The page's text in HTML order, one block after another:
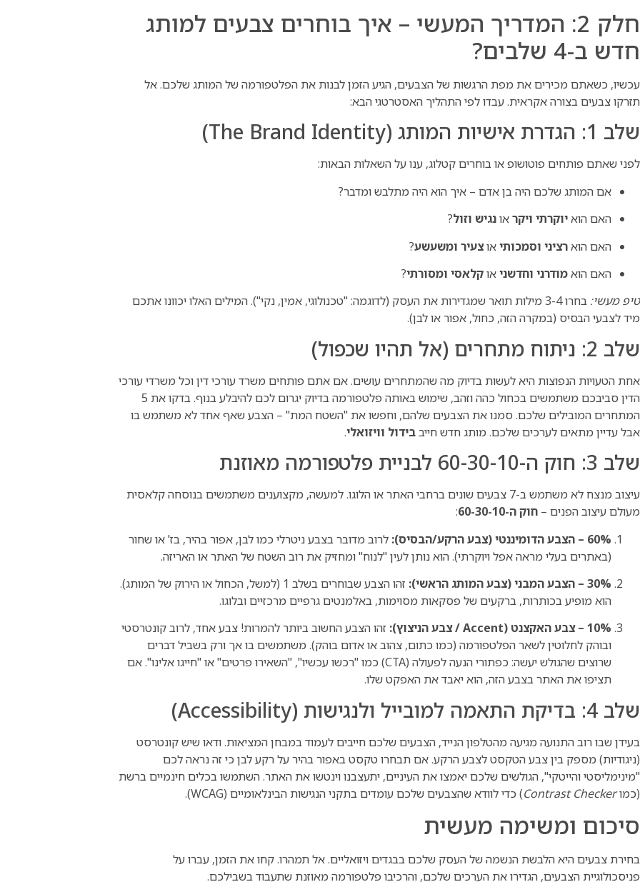
חלק 2: המדריך המעשי – איך בוחרים צבעים למותג
חדש ב-4 שלבים?
עכשיו, כשאתם מכירים את מפת הרגשות של הצבעים, הגיע הזמן לבנות את הפלטפורמה של המותג שלכם. אל
תזרקו צבעים בצורה אקראית. עבדו לפי התהליך האסטרטגי הבא:
שלב 1: הגדרת אישיות המותג (The Brand Identity)
לפני שאתם פותחים פוטושופ או בוחרים קטלוג, ענו על השאלות הבאות:
אם המותג שלכם היה בן אדם – איך הוא היה מתלבש ומדבר?
האם הואיוקרתי ויקראונגיש וזול?
האם הוארציני וסמכותיאוצעיר ומשעשע?
האם הואמודרני וחדשניאוקלאסי ומסורתי?
טיפ מעשי:
בחרו 3-4 מילות תואר שמגדירות את העסק (לדוגמה: "טכנולוגי, אמין, נקי"). המילים האלו יכוונו אתכם
מיד לצבעי הבסיס (במקרה הזה, כחול, אפור או לבן).
שלב 2: ניתוח מתחרים (אל תהיו שכפול)
אחת הטעויות הנפוצות היא לעשות בדיוק מה שהמתחרים עושים. אם אתם פותחים משרד עורכי דין וכל משרדי עורכי
הדין סביבכם משתמשים בכחול כהה וזהב, שימוש באותה פלטפורמה בדיוק יגרום לכם להיבלע בנוף. בדקו את 5
המתחרים המובילים שלכם. סמנו את הצבעים שלהם, וחפשו את "השטח המת" – הצבע שאף אחד לא משתמש בו
אבל עדיין מתאים לערכים שלכם. מותג חדש חייבבידול וויזואלי.
שלב 3: חוק ה-60-30-10 לבניית פלטפורמה מאוזנת
עיצוב מנצח לא משתמש ב-7 צבעים שונים ברחבי האתר או הלוגו. למעשה, מקצוענים משתמשים בנוסחה קלאסית
מעולם עיצוב הפנים – חוק ה-60-30-10
:
60% – הצבע הדומיננטי (צבע הרקע/הבסיס):
לרוב מדובר בצבע ניטרלי כמו לבן, אפור בהיר, בז' או שחור
(באתרים בעלי מראה אפל ויוקרתי). הוא נותן לעין "לנוח" ומחזיק את רוב השטח של האתר או האריזה.
30% – הצבע המבני (צבע המותג הראשי):
זהו הצבע שבוחרים בשלב 1 (למשל, הכחול או הירוק של המותג).
הוא מופיע בכותרות, ברקעים של פסקאות מסוימות, באלמנטים גרפיים מרכזיים ובלוגו.
10% – צבע האקצנט (Accent / צבע הניצוץ):
זהו הצבע החשוב ביותר להמרות! צבע אחד, לרוב קונטרסטי
ובוהק לחלוטין לשאר הפלטפורמה (כמו כתום, צהוב או אדום בוהק). משתמשים בו אך ורק בשביל דברים
שרוצים שהגולש יעשה: כפתורי הנעה לפעולה (CTA) כמו "רכשו עכשיו", "השאירו פרטים" או "חייגו אלינו". אם
תציפו את האתר בצבע הזה, הוא יאבד את האפקט שלו.
שלב 4: בדיקת התאמה למובייל ולנגישות (Accessibility)
בעידן שבו רוב התנועה מגיעה מהטלפון הנייד, הצבעים שלכם חייבים לעמוד במבחן המציאות. ודאו שיש קונטרסט
(ניגודיות) מספק בין צבע הטקסט לצבע הרקע. אם תבחרו טקסט באפור בהיר על רקע לבן כי זה נראה לכם
"מינימליסטי והייטקי", הגולשים שלכם יאמצו את העיניים, יתעצבנו וינטשו את האתר. השתמשו בכלים חינמיים ברשת
(כמוContrast Checker) כדי לוודא שהצבעים שלכם עומדים בתקני הנגישות הבינלאומיים (WCAG).
סיכום ומשימה מעשית
בחירת צבעים היא הלבשת הנשמה של העסק שלכם בבגדים ויזואליים. אל תמהרו. קחו את הזמן, עברו על
פניסכולוגיית הצבעים, הגדירו את הערכים שלכם, והרכיבו פלטפורמה מאוזנת שתעבוד בשבילכם.